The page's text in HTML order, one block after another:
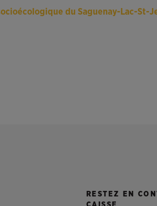
du Saguenay-Lac-St-
RESTEZ EN